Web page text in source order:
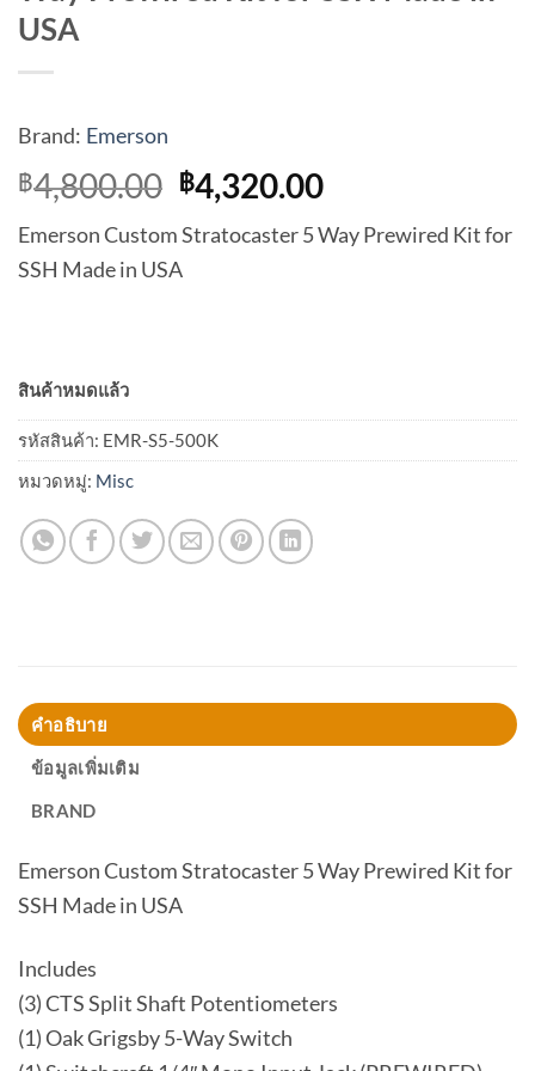
USA
Brand: Emerson
฿4,800.00 Original
price
was:
฿4,800.00.
฿4,320.00Current
is:
Emerson Custom Stratocaster 5 Way Prewired Kit for
SSH Made in USA
สินค้าหมดแล้ว
รหัสสินค้า: EMR-S5-500K
หมวดหมู่: Misc
คำอธิบาย
ข้อมูลเพิ่มเติม
BRAND
Emerson Custom Stratocaster 5 Way Prewired Kit for
SSH Made in USA
Includes
(3) CTS Split Shaft Potentiometers
(1) Oak Grigsby 5-Way Switch